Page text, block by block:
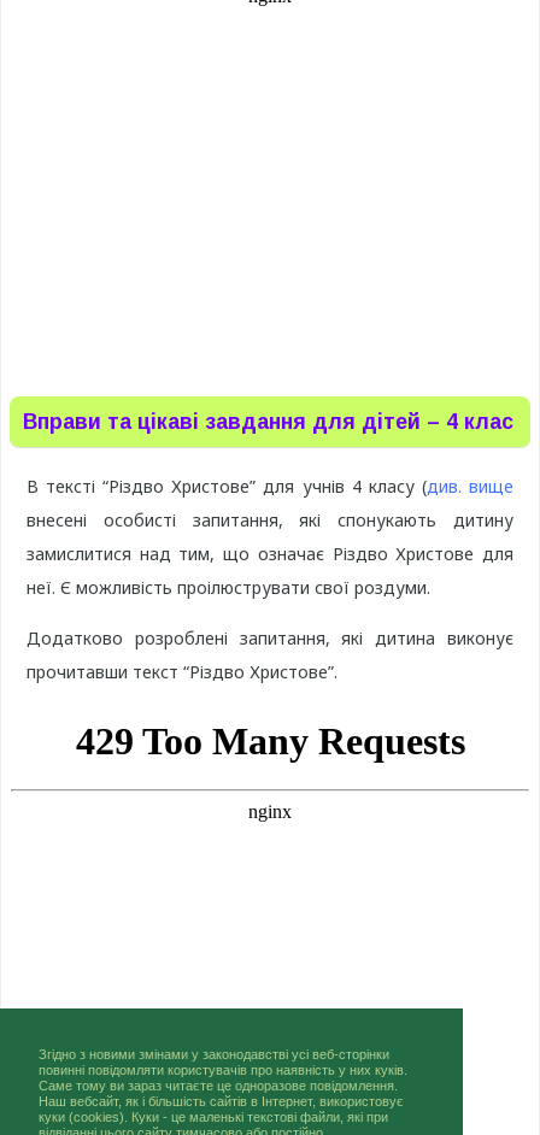
Згідно з новими змінами у законодавстві усі веб-сторінки
повинні повідомляти користувачів про наявність у них куків.
Саме тому ви зараз читаєте це одноразове повідомлення.
Наш вебсайт, як і більшість сайтів в Інтернет, використовує
куки (cookies). Куки - це маленькі текстові файли, які при
Вправи та цікаві завдання для дітей – 4 клас
В тексті “Різдво Христове” для учнів 4 класу (див. вище
внесені особисті запитання, які спонукають дитину
замислитися над тим, що означає Різдво Христове для
неї. Є можливість проілюструвати свої роздуми.
Додатково розроблені запитання, які дитина виконує
прочитавши текст “Різдво Христове”.